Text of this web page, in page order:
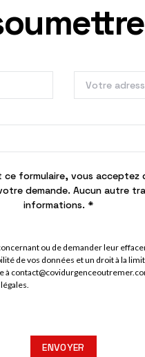
formulaire, vous acceptez
demande. Aucun autre
informations. *
ou de demander leur
de vos données et un droit à la
à
.